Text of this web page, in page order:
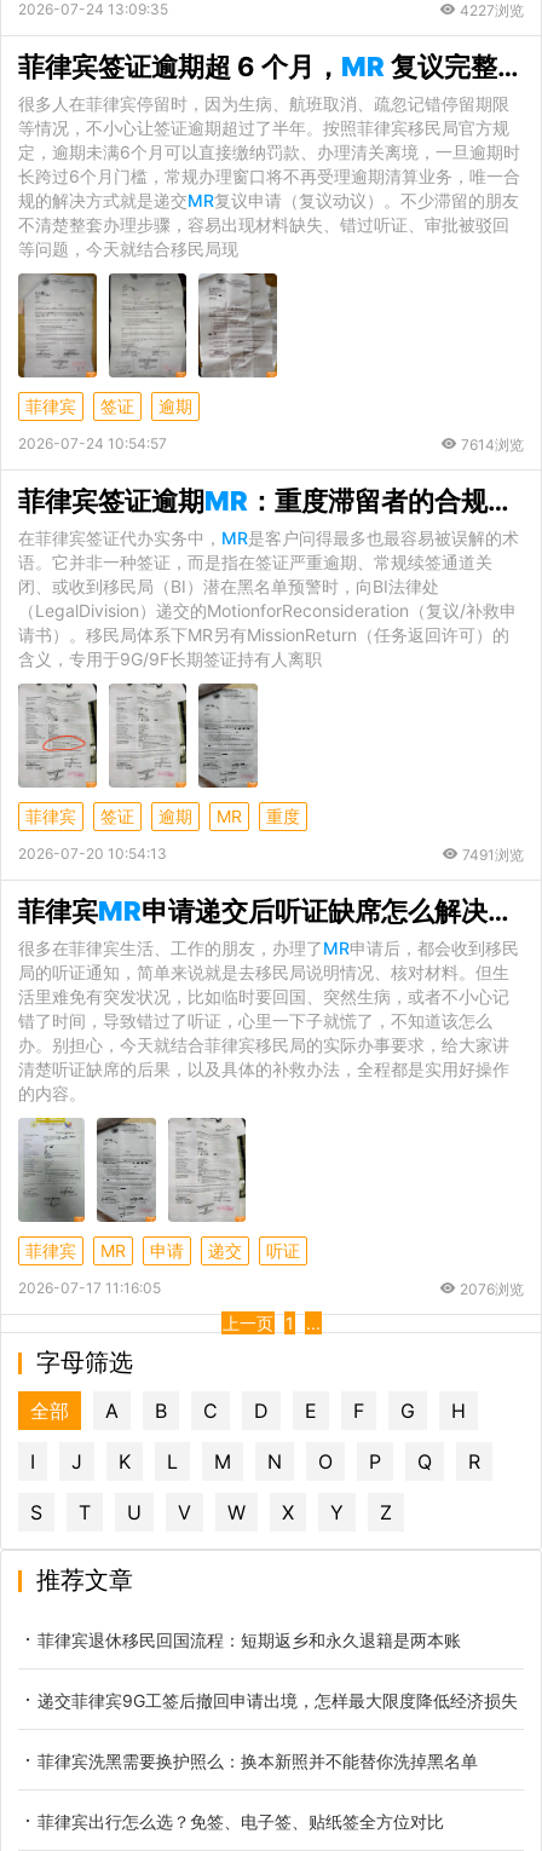
2026-07-24 13:09:35 4227浏览
菲律宾签证逾期超 6 个月， MR 复议完整流程与实操注意事项
很多人在菲律宾停留时，因为生病、航班取消、疏忽记错停留期限
等情况，不小心让签证逾期超过了半年。按照菲律宾移民局官方规
定，逾期未满6个月可以直接缴纳罚款、办理清关离境，一旦逾期时
长跨过6个月门槛，常规办理窗口将不再受理逾期清算业务，唯一合
规的解决方式就是递交MR复议申请（复议动议）。不少滞留的朋友
不清楚整套办理步骤，容易出现材料缺失、错过听证、审批被驳回
等问题，今天就结合移民局现
菲律宾 签证 逾期
2026-07-24 10:54:57 7614浏览
菲律宾签证逾期MR ：重度滞留者的合规清算与补救路径
在菲律宾签证代办实务中， MR是客户问得最多也最容易被误解的术
语。它并非一种签证，而是指在签证严重逾期、常规续签通道关
闭、或收到移民局（BI）潜在黑名单预警时，向BI法律处
（LegalDivision）递交的MotionforReconsideration（复议/补救申
请书）。移民局体系下MR另有MissionReturn（任务返回许可）的
含义，专用于9G/9F长期签证持有人离职
菲律宾 签证 逾期 MR 重度
2026-07-20 10:54:13 7491浏览
菲律宾MR申请递交后听证缺席怎么解决？官方合规补救全流程解析
很多在菲律宾生活、工作的朋友，办理了MR申请后，都会收到移民
局的听证通知，简单来说就是去移民局说明情况、核对材料。但生
活里难免有突发状况，比如临时要回国、突然生病，或者不小心记
错了时间，导致错过了听证，心里一下子就慌了，不知道该怎么
办。别担心，今天就结合菲律宾移民局的实际办事要求，给大家讲
清楚听证缺席的后果，以及具体的补救办法，全程都是实用好操作
的内容。
菲律宾 MR 申请 递交 听证
2026-07-17 11:16:05 2076浏览
上一页 1 ...
字母筛选
全部 A B C D E F G H
I J K L M N O P Q R
S T U V W X Y Z
推荐文章
菲律宾退休移民回国流程：短期返乡和永久退籍是两本账
递交菲律宾9G工签后撤回申请出境，怎样最大限度降低经济损失
菲律宾洗黑需要换护照么：换本新照并不能替你洗掉黑名单
菲律宾出行怎么选？免签、电子签、贴纸签全方位对比